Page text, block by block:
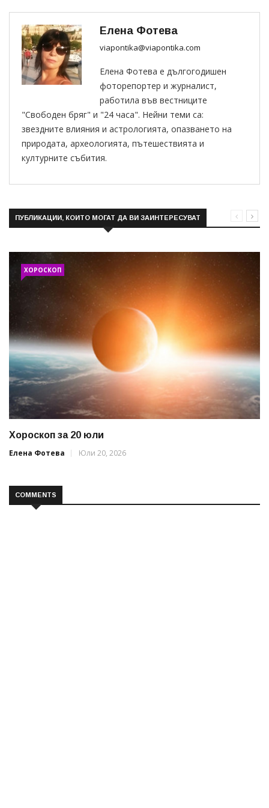
Елена Фотева
viapontika@viapontika.com
Елена Фотева е дългогодишен
фоторепортер и журналист,
работила във вестниците
"Свободен бряг" и "24 часа". Нейни теми са:
звездните влияния и астрологията, опазването на
природата, археологията, пътешествията и
културните събития.
ПУБЛИКАЦИИ, КОИТО МОГАТ ДА ВИ ЗАИНТЕРЕСУВАТ
ХОРОСКОП
Хороскоп за 20 юли
Елена Фотева
Юли 20, 2026
COMMENTS